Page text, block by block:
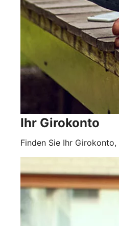
Ihr Girokonto
Finden Sie Ihr